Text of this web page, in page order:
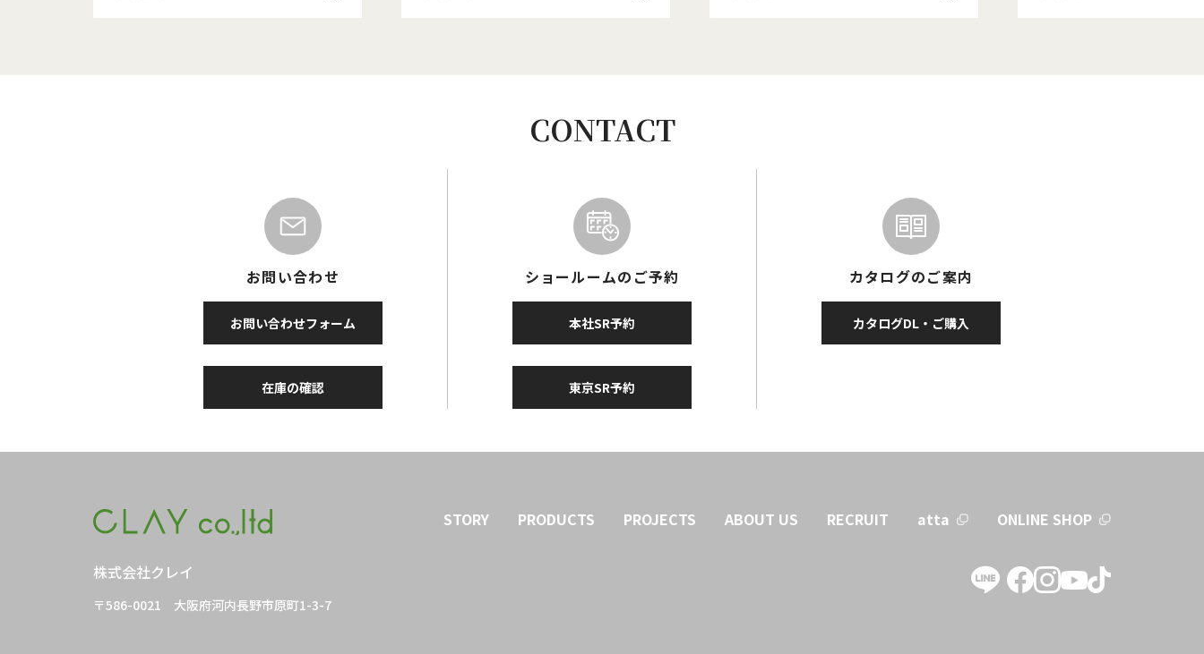
CONTACT
お問い合わせ
お問い合わせフォーム
在庫の確認
ショールームのご予約
本社SR予約
東京SR予約
カタログのご案内
カタログDL・ご購入
株式会社クレイ
〒586-0021 大阪府河内長野市原町1-3-7
STORY PRODUCTS PROJECTS ABOUT US RECRUIT atta ONLINE SHOP